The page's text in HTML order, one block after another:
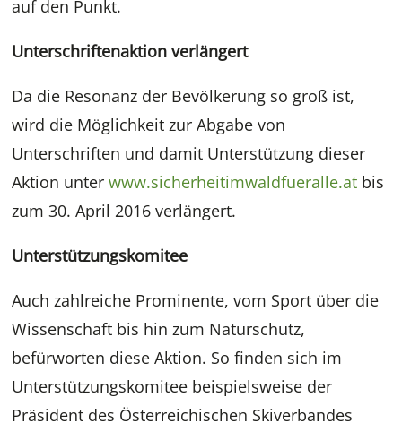
auf den Punkt.
Unterschriftenaktion verlängert
Da die Resonanz der Bevölkerung so groß ist,
wird die Möglichkeit zur Abgabe von
Unterschriften und damit Unterstützung dieser
Aktion unterwww.sicherheitimwaldfueralle.at bis
zum 30. April 2016 verlängert.
Unterstützungskomitee
Auch zahlreiche Prominente, vom Sport über die
Wissenschaft bis hin zum Naturschutz,
befürworten diese Aktion. So finden sich im
Unterstützungskomitee beispielsweise der
Präsident des Österreichischen Skiverbandes